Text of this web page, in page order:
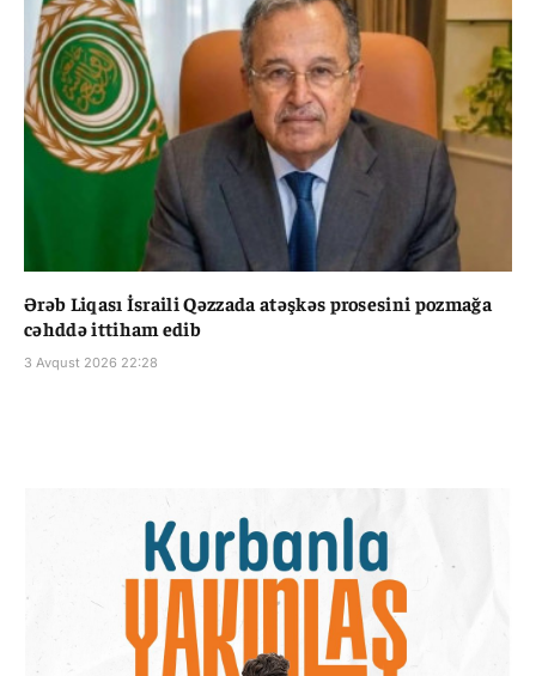
Ərəb Liqası İsraili Qəzzada atəşkəs prosesini pozmağa
cəhddə ittiham edib
3 Avqust 2026 22:28